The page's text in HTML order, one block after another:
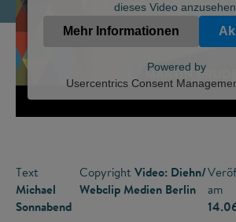
dieses Video anzusehen.
Mehr Informationen
Powered by
Usercentrics Consent
Text
Michael
Sonnabend
Copyright Video: Diehn/
Webclip Medien Berlin
am